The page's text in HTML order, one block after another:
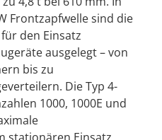
Frontzapfwelle sind die
den Einsatz
ausgelegt – von
bis zu
Die Typ 4-
1000, 1000E und